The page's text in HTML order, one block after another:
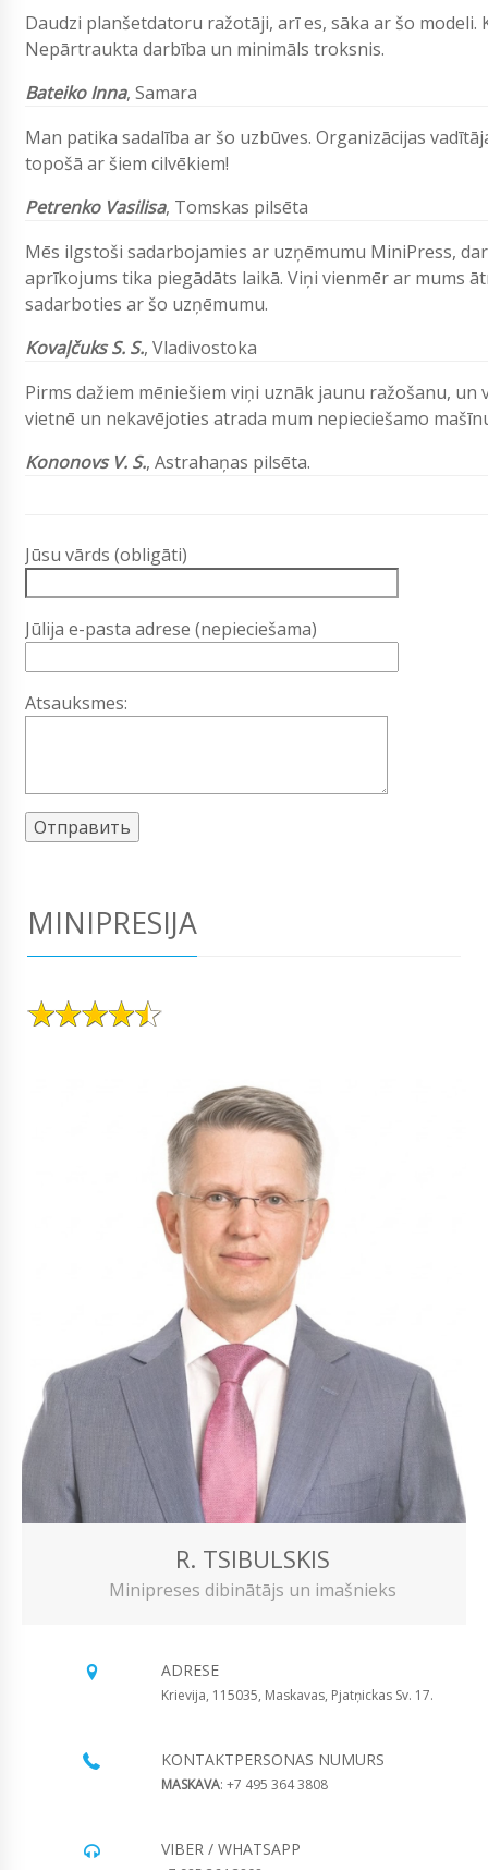
Daudzi planšetdatoru ražotāji, arī es, sāka ar šo
Nepārtraukta darbība un minimāls troksnis.
Bateiko Inna, Samara
Man patika sadalība ar šo uzbūves. Organizācijas
topošā ar šiem cilvēkiem!
Petrenko Vasilisa, Tomskas pilsēta
Mēs ilgstoši sadarbojamies ar uzņēmumu MiniPress,
aprīkojums tika piegādāts laikā. Viņi vienmēr ar mums
sadarboties ar šo uzņēmumu.
Kovaļčuks S. S., Vladivostoka
Pirms dažiem mēniešiem viņi uznāk jaunu ražošanu,
vietnē un nekavējoties atrada mum nepieciešamo
Kononovs V. S., Astrahaņas pilsēta.
Jūsu vārds (obligāti)
Jūlija e-pasta adrese (nepieciešama)
Atsauksmes:
MINIPRESIJA
R. TSIBULSKIS
Minipreses dibinātājs un imašnieks
ADRESE
Krievija, 115035, Maskavas, Pjatņickas Sv. 17.
KONTAKTPERSONAS NUMURS
MASKAVA: +7 495 364 3808
VIBER / WHATSAPP